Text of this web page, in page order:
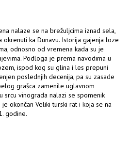
nalaze se na brežuljcima iznad sela,
okrenuti ka Dunavu. Istorija gajenja loze
odnosno od vremena kada su je
Podloga je prema navodima u
ispod kog su glina i les prepuni
poslednjih decenija, pa su zasade
grašca zamenile uglavnom
srcu vinograda nalazi se spomenik
okončan Veliki turski rat i koja se na
godine.